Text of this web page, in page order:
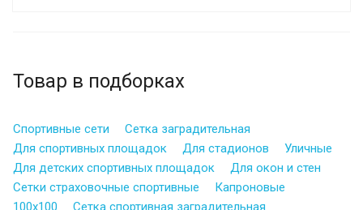
Товар в подборках
Спортивные сети
Сетка заградительная
Для спортивных площадок
Для стадионов
Уличные
Для детских спортивных площадок
Для окон и стен
Сетки страховочные спортивные
Капроновые
100х100
Сетка спортивная заградительная